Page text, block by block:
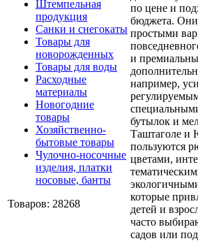
Штемпельная
продукция
Санки и снегокаты
Товары для
новорожденных
Товары для воды
Расходные
материалы
Новогодние
товары
Хозяйственно-
бытовые товары
Чулочно-носочные
изделия, платки
носовые, банты
Товаров: 28268
по цене и
бюджета. Они
простыми
и
например,
бутылок и
Таштаголе и
пользуются
цветами,
которые
детей и
часто
садов или